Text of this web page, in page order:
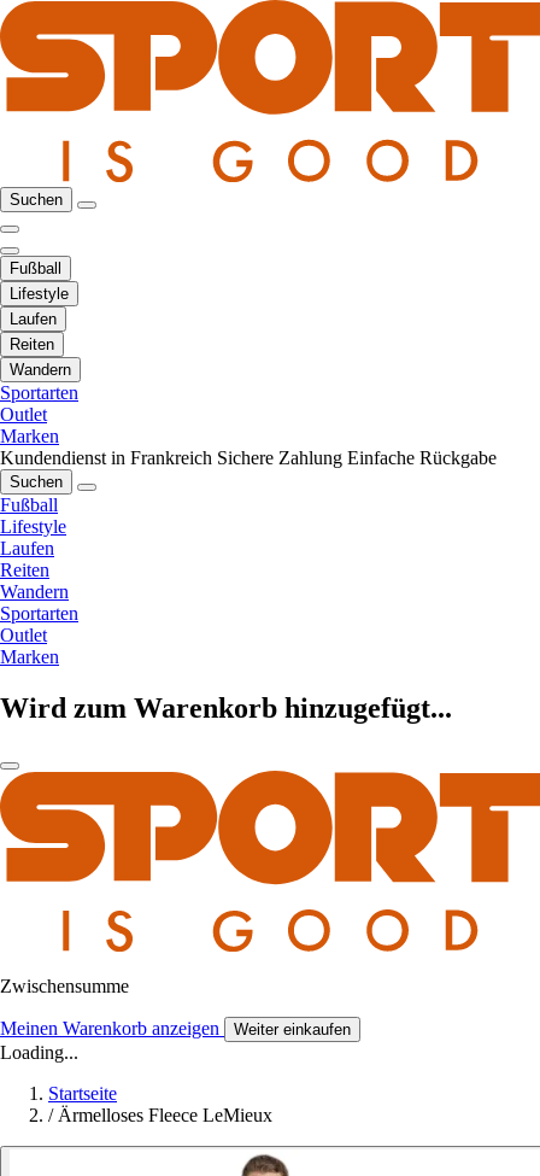
Suchen
Fußball
Lifestyle
Laufen
Reiten
Wandern
Sportarten
Outlet
Marken
Kundendienst in Frankreich Sichere Zahlung Einfache Rückgabe
Suchen
Fußball
Lifestyle
Laufen
Reiten
Wandern
Sportarten
Outlet
Marken
Wird zum Warenkorb hinzugefügt...
Zwischensumme
Meinen Warenkorb anzeigen Weiter einkaufen
Loading...
Startseite
/ Ärmelloses Fleece LeMieux